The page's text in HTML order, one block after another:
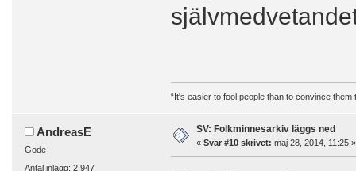
“It's easier to fool people than to convince them
AndreasE
Gode
Antal inlägg: 2 947
SV: Folkminnesarkiv läggs ned
« Svar #10 skrivet: maj 28, 2014, 11:25 »